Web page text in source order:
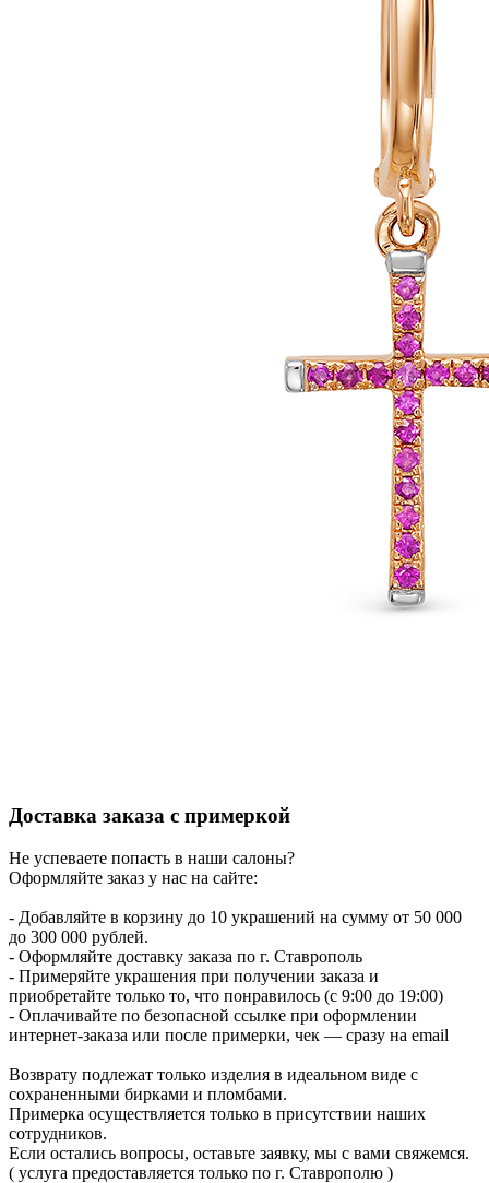
Доставка заказа с примеркой
Не успеваете попасть в наши салоны?
Оформляйте заказ у нас на сайте:
- Добавляйте в корзину до 10 украшений на сумму от 50 000
до 300 000 рублей.
- Оформляйте доставку заказа по г. Ставрополь
- Примеряйте украшения при получении заказа и
приобретайте только то, что понравилось (с 9:00 до 19:00)
- Оплачивайте по безопасной ссылке при оформлении
интернет-заказа или после примерки, чек — сразу на email
Возврату подлежат только изделия в идеальном виде с
сохраненными бирками и пломбами.
Примерка осуществляется только в присутствии наших
сотрудников.
Если остались вопросы, оставьте заявку, мы с вами свяжемся.
( услуга предоставляется только по г. Ставрополю )